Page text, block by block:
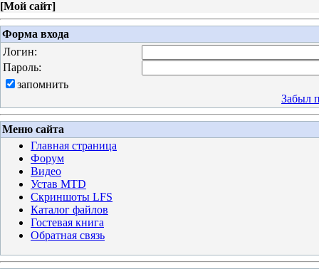
[Мой сайт]
Форма входа
Логин:
Пароль:
запомнить
Забыл
Меню сайта
Главная страница
Форум
Видео
Устав MTD
Скриншоты LFS
Каталог файлов
Гостевая книга
Обратная связь